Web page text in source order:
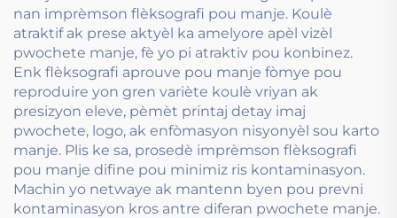
nan imprèmson flèksografi pou manje. Koulè
atraktif ak prese aktyèl ka amelyore apèl vizèl
pwochete manje, fè yo pi atraktiv pou konbinez.
Enk flèksografi aprouve pou manje fòmye pou
reproduire yon gren variète koulè vriyan ak
presizyon eleve, pèmèt printaj detay imaj
pwochete, logo, ak enfòmasyon nisyonyèl sou karto
manje. Plis ke sa, prosedè imprèmson flèksografi
pou manje difine pou minimiz ris kontaminasyon.
Machin yo netwaye ak mantenn byen pou prevni
kontaminasyon kros antre diferan pwochete manje.